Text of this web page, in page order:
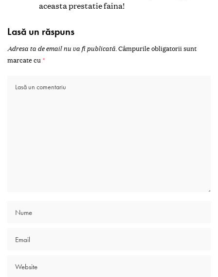
aceasta prestatie faina!
Lasă un răspuns
Adresa ta de email nu va fi publicată.Câmpurile obligatorii sunt
marcate cu *